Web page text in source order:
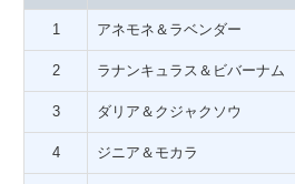
1 アネモネ＆ラベンダー
2 ラナンキュラス＆ビバーナム
3 ダリア＆クジャクソウ
4 ジニア＆モカラ